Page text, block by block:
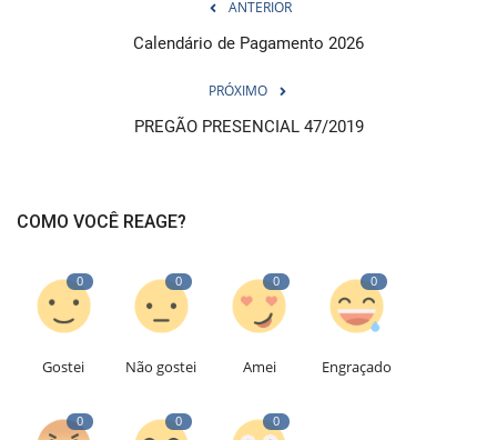
ANTERIOR
Calendário de Pagamento 2026
PRÓXIMO
PREGÃO PRESENCIAL 47/2019
COMO VOCÊ REAGE?
0
Gostei
0
Não gostei
0
Amei
0
Engraçado
0 0 0